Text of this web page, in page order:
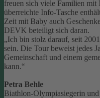
freuen sich viele Familien mit
überreichte Info-Tasche
Zeit mit Baby auch
DEVK beteiligt sich daran.
„Ich bin stolz darauf, seit
sein. Die Tour beweist jedes
Gemeinschaft und einem
kann.“
Petra Behle
Biathlon-Olympiasiegerin